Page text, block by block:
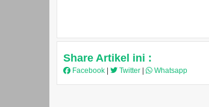
Share Artikel ini :
Facebook | Twitter | Whatsapp